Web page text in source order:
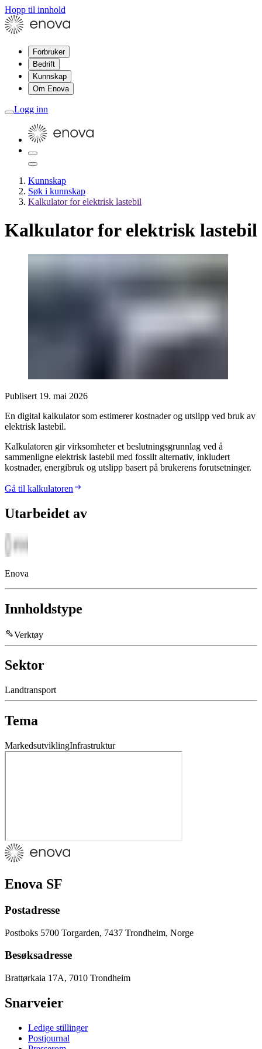
Hopp til innhold
Forbruker
Bedrift
Kunnskap
Om Enova
Logg inn
Kunnskap
Søk i kunnskap
Kalkulator for elektrisk lastebil
Kalkulator for elektrisk lastebil
Publisert 19. mai 2026
En digital kalkulator som estimerer kostnader og utslipp ved bruk av
elektrisk lastebil.
Kalkulatoren gir virksomheter et beslutningsgrunnlag ved å
sammenligne elektrisk lastebil med fossilt alternativ, inkludert
kostnader, energibruk og utslipp basert på brukerens forutsetninger.
Gå til kalkulatoren
Utarbeidet av
Enova
Innholdstype
Verktøy
Sektor
Landtransport
Tema
MarkedsutviklingInfrastruktur
Enova SF
Postadresse
Postboks 5700 Torgarden, 7437 Trondheim, Norge
Besøksadresse
Brattørkaia 17A, 7010 Trondheim
Snarveier
Ledige stillinger
Postjournal